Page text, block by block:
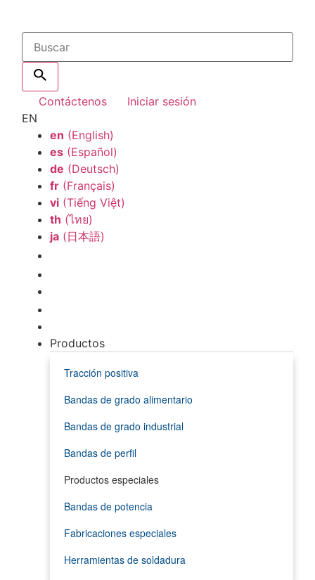
Contáctenos
Iniciar sesión
EN
en (English)
es (Español)
de (Deutsch)
fr (Français)
vi (Tiếng Việt)
th (ไทย)
ja (日本語)
Productos
Tracción positiva
Bandas de grado alimentario
Bandas de grado industrial
Bandas de perfil
Productos especiales
Bandas de potencia
Fabricaciones especiales
Herramientas de soldadura